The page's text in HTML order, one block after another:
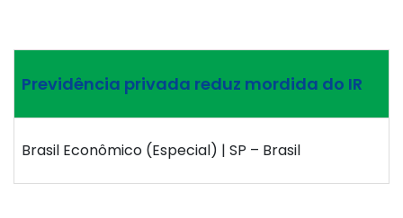
Previdência privada reduz mordida do IR
Brasil Econômico (Especial) | SP – Brasil